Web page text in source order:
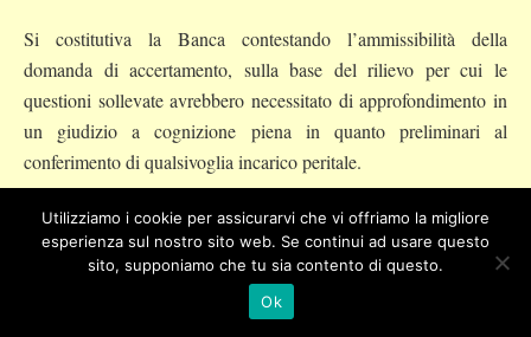
Si costitutiva la Banca contestando l’ammissibilità della
domanda di accertamento, sulla base del rilievo per cui le
questioni sollevate avrebbero necessitato di approfondimento in
un giudizio a cognizione piena in quanto preliminari al
conferimento di qualsivoglia incarico peritale.
Il Tribunale adito dichiarava di aderire all’orientamento
giurisprudenziale per il quale, il procedimento ex art. 696 bis
c.p.c., è esperibile solo quando l’incarico peritale sia idoneo a
an” e sul “
Utilizziamo i cookie per assicurarvi che vi offriamo la migliore
esperienza sul nostro sito web. Se continui ad usare questo
sito, supponiamo che tu sia contento di questo.
Ok